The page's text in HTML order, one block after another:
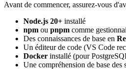
Avant de commencer, assurez-vous
Node.js 20+ installé
npm ou pnpm comme
Des connaissances de base en
Un éditeur de code (VS Code
Docker installé (pour
Une compréhension de base des